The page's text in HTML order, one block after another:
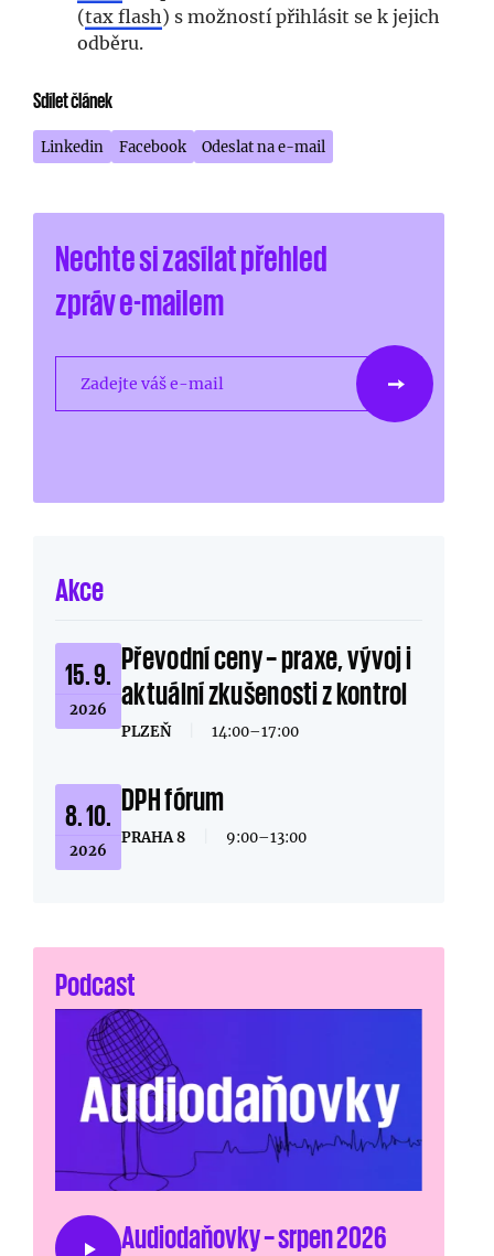
(tax flash) s možností přihlásit se k jejich
odběru.
Sdílet článek
Linkedin Facebook Odeslat na e-mail
Nechte si zasílat přehled
zpráv e-mailem
Zadejte váš e-mail
Akce
15. 9.
2026
Převodní ceny – praxe, vývoj i
aktuální zkušenosti z kontrol
PLZEŇ 14:00–17:00
8. 10.
2026
DPH fórum
PRAHA 8 9:00–13:00
Podcast
Audiodaňovky – srpen 2026